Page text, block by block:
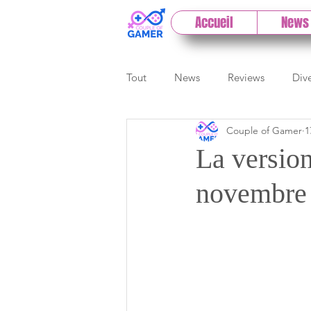
Accueil News
Tout News Reviews
Previews Cloud
Paris Games Week
La
Couple of Gamer